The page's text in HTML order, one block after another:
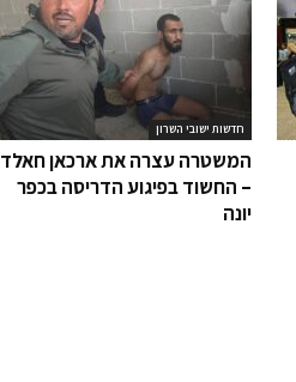
חדשות ישובי השרון
המשטרה עצרה את ארכאן חאלד
– החשוד בפיגוע הדריסה בכפר
יונה